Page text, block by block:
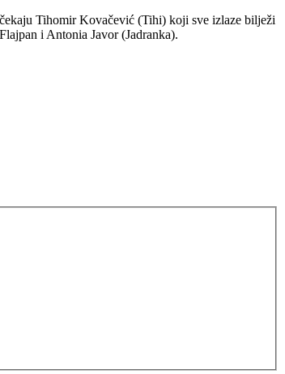
Tihomir Kovačević (Tihi) koji sve izlaze bilježi
i Antonia Javor (Jadranka).